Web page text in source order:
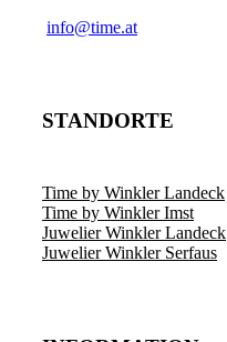
info@time.at
STANDORTE
Time by Winkler Landeck
Time by Winkler Imst
Juwelier Winkler Landeck
Juwelier Winkler Serfaus